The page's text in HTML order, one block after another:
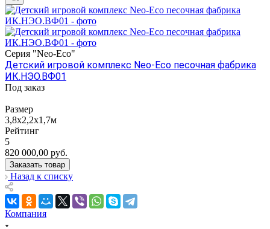
Серия "Neo-Eco"
Детский игровой комплекс Neo-Eco песочная фабрика
ИК.НЭО.ВФ01
Под заказ
Размер
3,8х2,2х1,7м
Рейтинг
5
820 000,00 руб.
Заказать товар
Назад к списку
Компания